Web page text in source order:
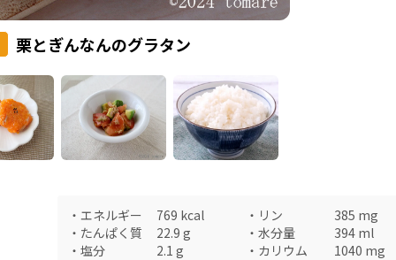
栗とぎんなんのグラタン
・ エネルギー 769 kcal ・ リン 385 mg
・ たんぱく質 22.9 g ・ 水分量 394 ml
・ 塩分 2.1 g ・ カリウム 1040 mg